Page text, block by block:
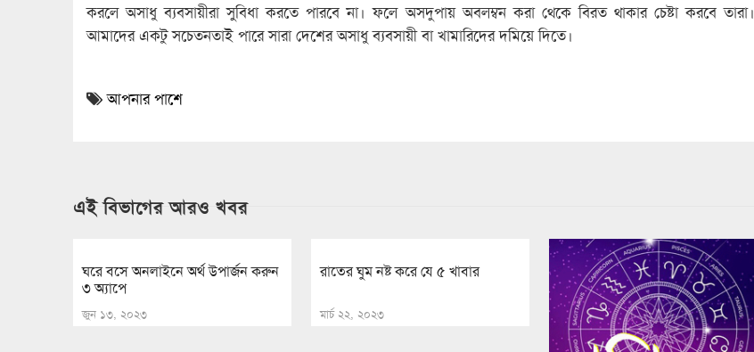
করলে অসাধু ব্যবসায়ীরা সুবিধা করতে পারবে না। ফলে অসদুপায় অবলম্বন করা থেকে বিরত থাকার চেষ্টা করবে তারা।
আমাদের একটু সচেতনতাই পারে সারা দেশের অসাধু ব্যবসায়ী বা খামারিদের দমিয়ে দিতে।
আপনার পাশে
এই বিভাগের আরও খবর
ঘরে বসে অনলাইনে অর্থ উপার্জন করুন
৩ অ্যাপে
জুন ১৩, ২০২৩
রাতের ঘুম নষ্ট করে যে ৫ খাবার
মার্চ ২২, ২০২৩